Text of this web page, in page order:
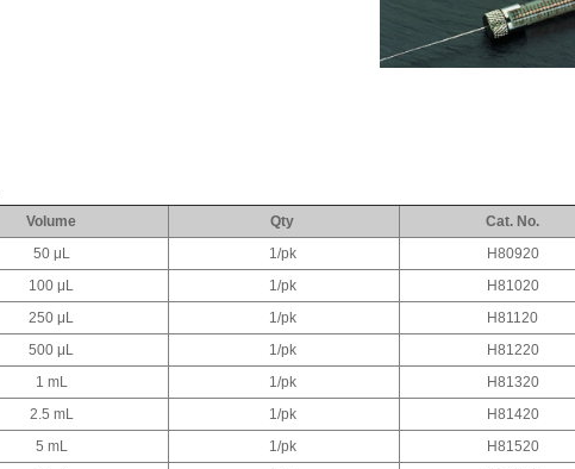
Volume Qty
Cat. No.
50 μL 1/pk
H80920
100 μL 1/pk
H81020
250 μL 1/pk
H81120
500 μL 1/pk
H81220
1 mL 1/pk
H81320
2.5 mL 1/pk
H81420
5 mL 1/pk
H81520